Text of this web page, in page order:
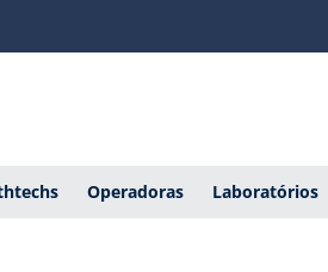
Operadoras Laboratórios